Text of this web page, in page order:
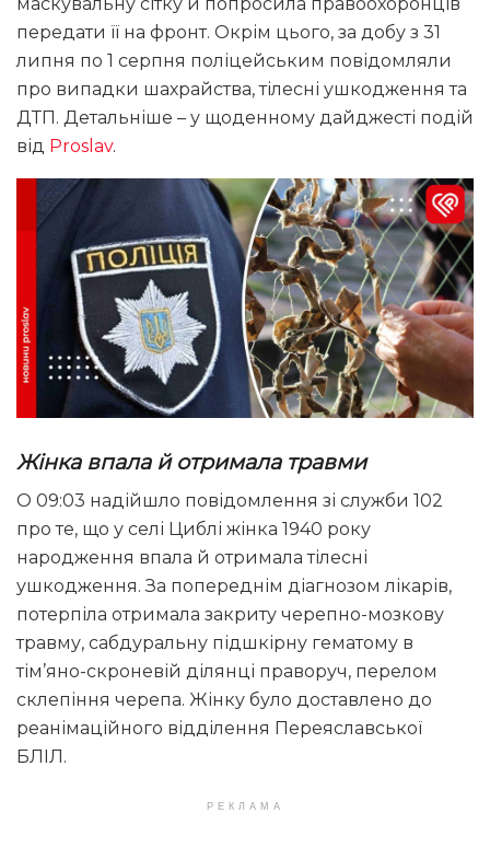
передати її на фронт. Окрім цього, за добу з 31
липня по 1 серпня поліцейським повідомляли
про випадки шахрайства, тілесні ушкодження та
ДТП. Детальніше – у щоденному дайджесті подій
від Proslav.
Жінка впала й отримала травми
О 09:03 надійшло повідомлення зі служби 102
про те, що у селі Циблі жінка 1940 року
народження впала й отримала тілесні
ушкодження. За попереднім діагнозом лікарів,
потерпіла отримала закриту черепно-мозкову
травму, сабдуральну підшкірну гематому в
тім’яно-скроневій ділянці праворуч, перелом
склепіння черепа. Жінку було доставлено до
реанімаційного відділення Переяславської
БЛІЛ.
РЕКЛАМА